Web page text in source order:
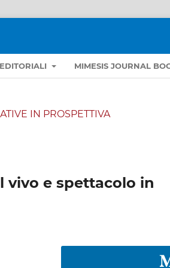
MIMESIS JOURNAL
IN PROSPETTIVA
vivo e spettacolo in